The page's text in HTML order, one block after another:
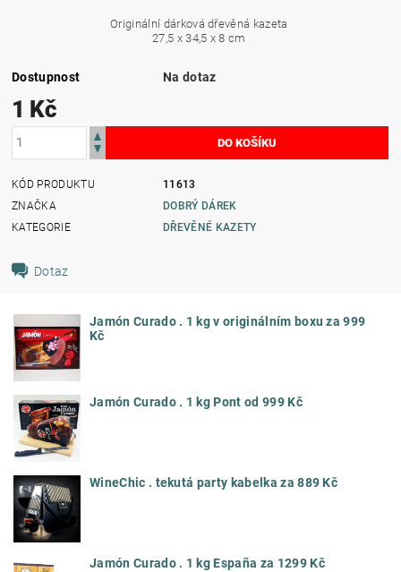
Originální dárková dřevěná kazeta
27,5 x 34,5 x 8 cm
Dostupnost Na dotaz
1 Kč
KÓD PRODUKTU
11613
ZNAČKA
DOBRÝ DÁREK
KATEGORIE
DŘEVĚNÉ KAZETY
Dotaz
Jamón Curado . 1 kg v originálním boxu za 999
Kč
Jamón Curado . 1 kg Pont od 999 Kč
WineChic . tekutá party kabelka za 889 Kč
Jamón Curado . 1 kg España za 1299 Kč